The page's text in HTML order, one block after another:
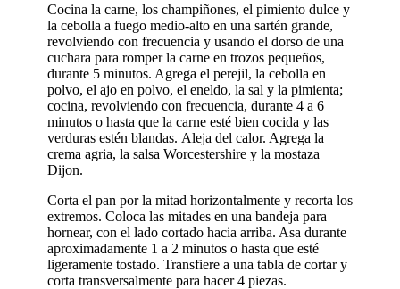
Cocina la carne, los champiñones, el pimiento dulce y
la cebolla a fuego medio-alto en una sartén grande,
revolviendo con frecuencia y usando el dorso de una
cuchara para romper la carne en trozos pequeños,
durante 5 minutos. Agrega el perejil, la cebolla en
polvo, el ajo en polvo, el eneldo, la sal y la pimienta;
cocina, revolviendo con frecuencia, durante 4 a 6
minutos o hasta que la carne esté bien cocida y las
verduras estén blandas. Aleja del calor. Agrega la
crema agria, la salsa Worcestershire y la mostaza
Dijon.
Corta el pan por la mitad horizontalmente y recorta los
extremos. Coloca las mitades en una bandeja para
hornear, con el lado cortado hacia arriba. Asa durante
aproximadamente 1 a 2 minutos o hasta que esté
ligeramente tostado. Transfiere a una tabla de cortar y
corta transversalmente para hacer 4 piezas.